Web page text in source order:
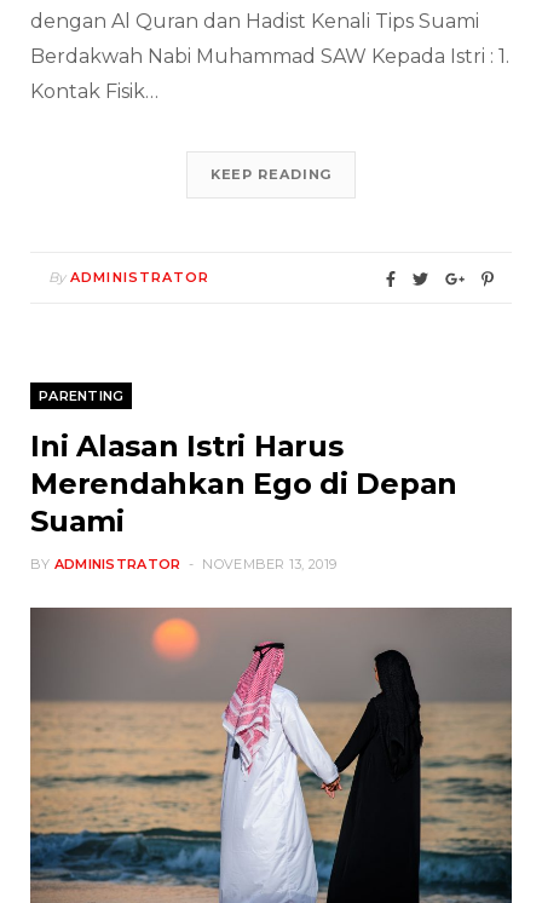
dengan Al Quran dan Hadist Kenali Tips Suami
Berdakwah Nabi Muhammad SAW Kepada Istri : 1.
Kontak Fisik…
KEEP READING
By ADMINISTRATOR
PARENTING
Ini Alasan Istri Harus
Merendahkan Ego di Depan
Suami
BY ADMINISTRATOR NOVEMBER 13, 2019